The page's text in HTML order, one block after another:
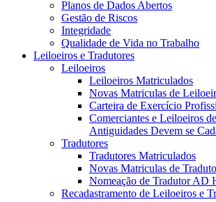
Planos de Dados Abertos
Gestão de Riscos
Integridade
Qualidade de Vida no Trabalho
Leiloeiros e Tradutores
Leiloeiros
Leiloeiros Matriculados
Novas Matriculas de
Carteira de Exercício
Comerciantes e Leiloeiros
Antiguidades Devem se
Tradutores
Tradutores Matriculados
Novas Matriculas de
Nomeação de Tradutor AD
Recadastramento de Leiloeiros e